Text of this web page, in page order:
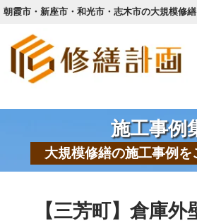
朝霞市・新座市・和光市・志木市の大規模修
施工事例
大規模修繕の施工事例を
【三芳町】倉庫外